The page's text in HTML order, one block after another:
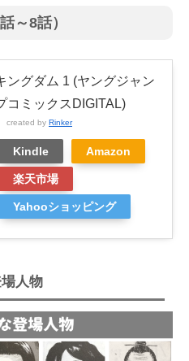
～8話）
ングダム 1 (ヤングジャン
コミックスDIGITAL)
created by Rinker
Kindle Amazon
楽天市場
Yahooショッピング
人物